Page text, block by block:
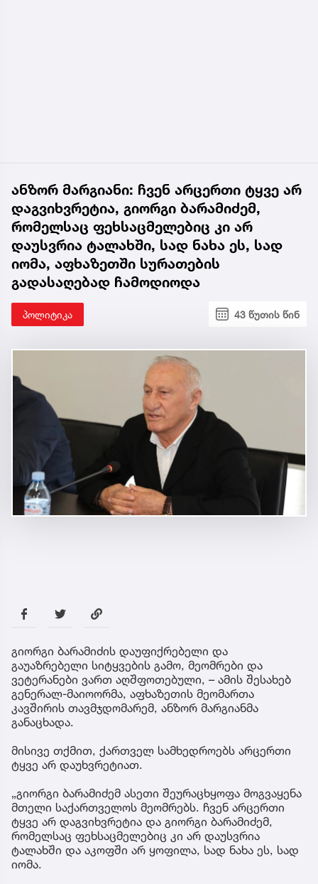
ანზორ მარგიანი: ჩვენ არცერთი ტყვე არ
დაგვიხვრეტია, გიორგი ბარამიძემ,
რომელსაც ფეხსაცმელებიც კი არ
დაუსვრია ტალახში, სად ნახა ეს, სად
იომა, აფხაზეთში სურათების
გადასაღებად ჩამოდიოდა
პოლიტიკა 43 წუთის წინ
გიორგი ბარამიძის დაუფიქრებელი და
გაუაზრებელი სიტყვების გამო, მეომრები და
ვეტერანები ვართ აღშფოთებული, – ამის შესახებ
გენერალ-მაიოორმა, აფხაზეთის მეომართა
კავშირის თავმჯდომარემ, ანზორ მარგიანმა
განაცხადა.
მისივე თქმით, ქართველ სამხედროებს არცერთი
ტყვე არ დაუხვრეტიათ.
„გიორგი ბარამიძემ ასეთი შეურაცხყოფა მოგვაყენა
მთელი საქართველოს მეომრებს. ჩვენ არცერთი
ტყვე არ დაგვიხვრეტია და გიორგი ბარამიძემ,
რომელსაც ფეხსაცმელებიც კი არ დაუსვრია
ტალახში და აკოფში არ ყოფილა, სად ნახა ეს, სად
იომა.